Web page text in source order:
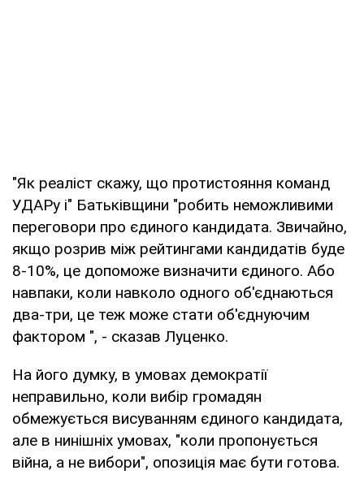
"Як реаліст скажу, що протистояння команд
УДАРу і" Батьківщини "робить неможливими
переговори про єдиного кандидата. Звичайно,
якщо розрив між рейтингами кандидатів буде
8-10%, це допоможе визначити єдиного. Або
навпаки, коли навколо одного об'єднаються
два-три, це теж може стати об'єднуючим
фактором ", - сказав Луценко.
На його думку, в умовах демократії
неправильно, коли вибір громадян
обмежується висуванням єдиного кандидата,
але в нинішніх умовах, "коли пропонується
війна, а не вибори", опозиція має бути готова.